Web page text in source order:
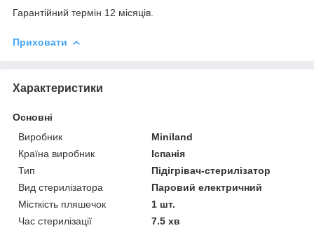
Гарантійний термін 12 місяців.
Приховати
Характеристики
Основні
Виробник
Miniland
Країна виробник
Іспанія
Тип
Підігрівач-стерилізатор
Вид стерилізатора
Паровий електричний
Місткість пляшечок
1 шт.
Час стерилізації
7.5 хв